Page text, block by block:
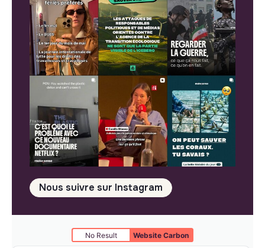
Nous suivre sur Instagram
No Result Website Carbon